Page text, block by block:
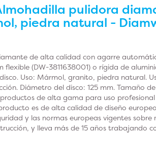
pulidora
piedra natural -
de alta calidad con agarre
flexible (DW-3811638001) o rígida de
Uso: Mármol, granito, piedra natural.
Diámetro del disco: 125 mm. Tamaño
de alta gama para uso
es de alta calidad de diseño
y las normas europeas vigentes
y lleva más de 15 años trabajando